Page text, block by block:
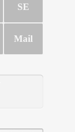
SE
Mail